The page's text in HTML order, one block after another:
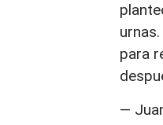
para
—